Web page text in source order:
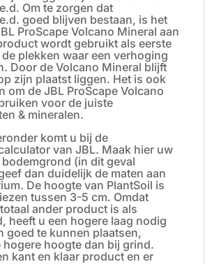
Om te zorgen dat
goed blijven bestaan, is het
ProScape Volcano Mineral aan
wordt gebruikt als eerste
plekken waar een verhoging
Door de Volcano Mineral blijft
zijn plaatst liggen. Het is ook
om de JBL ProScape Volcano
voor de juiste
& mineralen.
komt u bij de
van JBL. Maak hier uw
(in dit geval
dan duidelijk de maten aan
De hoogte van PlantSoil is
tussen 3-5 cm. Omdat
ander product is als
heeft u een hogere laag nodig
goed te kunnen plaatsen,
hogere hoogte dan bij grind.
kant en klaar product en er